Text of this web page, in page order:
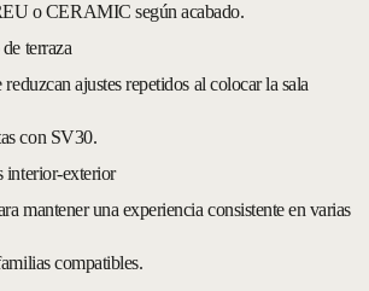
o CERAMIC según acabado.
terraza
reduzcan ajustes repetidos al colocar la sala
con SV30.
interior-exterior
mantener una experiencia consistente en varias
compatibles.